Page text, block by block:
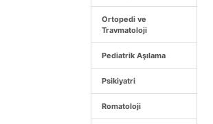
Ortopedi ve
Travmatoloji
Pediatrik Aşılama
Psikiyatri
Romatoloji